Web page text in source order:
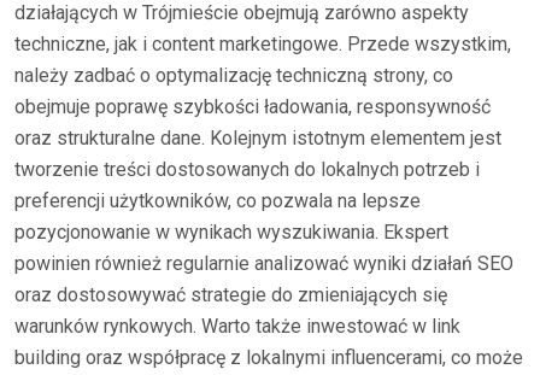
działających w Trójmieście obejmują zarówno aspekty
techniczne, jak i content marketingowe. Przede wszystkim,
należy zadbać o optymalizację techniczną strony, co
obejmuje poprawę szybkości ładowania, responsywność
oraz strukturalne dane. Kolejnym istotnym elementem jest
tworzenie treści dostosowanych do lokalnych potrzeb i
preferencji użytkowników, co pozwala na lepsze
pozycjonowanie w wynikach wyszukiwania. Ekspert
powinien również regularnie analizować wyniki działań SEO
oraz dostosowywać strategie do zmieniających się
warunków rynkowych. Warto także inwestować w link
building oraz współpracę z lokalnymi influencerami, co może